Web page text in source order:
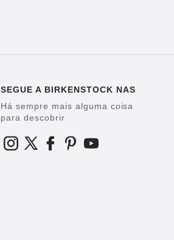
SEGUE A BIRKENSTOCK NAS
Há sempre mais alguma coisa
para descobrir